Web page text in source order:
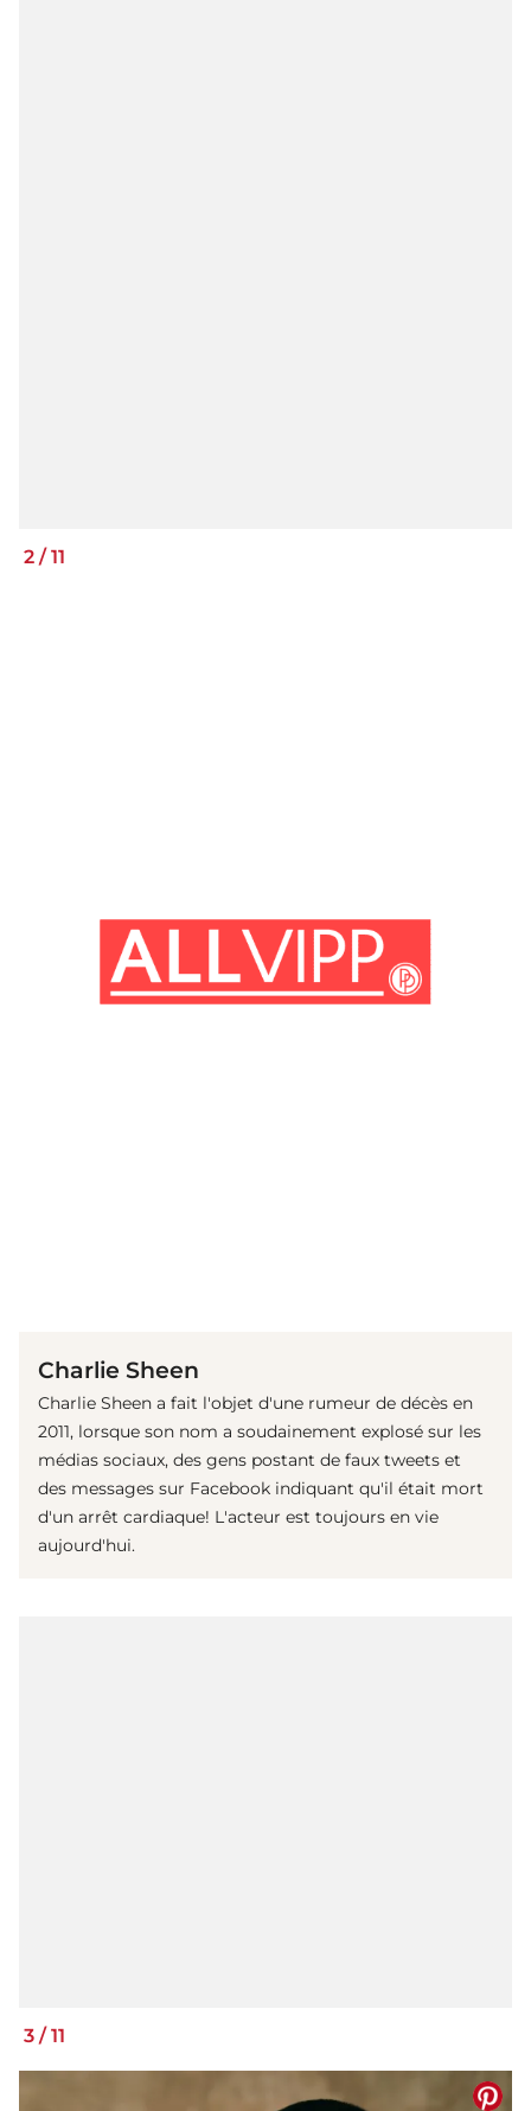
2 /11
Charlie Sheen
Charlie Sheen a fait l'objet d'une rumeur de décès en
2011, lorsque son nom a soudainement explosé sur les
médias sociaux, des gens postant de faux tweets et
des messages sur Facebook indiquant qu'il était mort
d'un arrêt cardiaque! L'acteur est toujours en vie
aujourd'hui.
3 /11